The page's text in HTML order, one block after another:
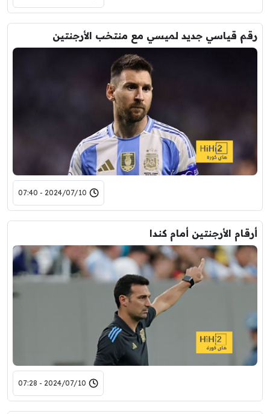
رقم قياسي جديد لميسي مع منتخب الأرجنتين
2024/07/10 - 07:40
أرقام الأرجنتين أمام كندا
2024/07/10 - 07:28